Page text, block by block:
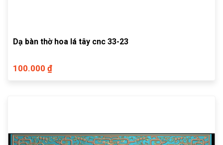
Dạ bàn thờ hoa lá tây cnc 33-23
100.000 ₫